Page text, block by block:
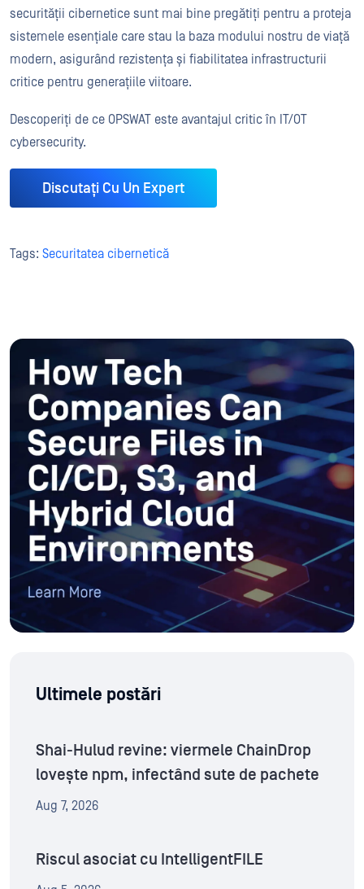
securității cibernetice sunt mai bine pregătiți pentru a proteja
sistemele esențiale care stau la baza modului nostru de viață
modern, asigurând rezistența și fiabilitatea infrastructurii
critice pentru generațiile viitoare.
Descoperiți de ce OPSWAT este avantajul critic în IT/OT
cybersecurity.
Discutați Cu Un Expert
Tags: Securitatea cibernetică
Ultimele postări
Shai-Hulud revine: viermele ChainDrop
lovește npm, infectând sute de pachete
Aug 7, 2026
Riscul asociat cu IntelligentFILE